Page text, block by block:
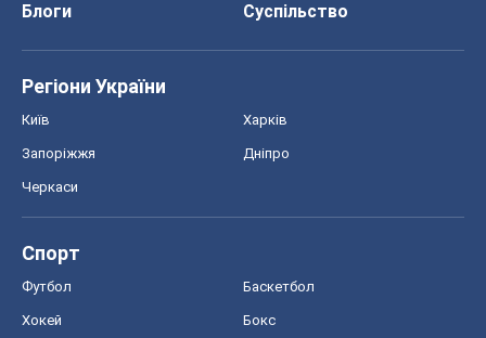
Блоги
Суспільство
Регіони України
Київ Харків
Запоріжжя Дніпро
Черкаси
Спорт
Футбол Баскетбол
Хокей Бокс